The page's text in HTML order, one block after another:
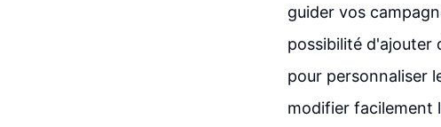
guider vos
possibilité d'ajouter
pour personnaliser
modifier facilement